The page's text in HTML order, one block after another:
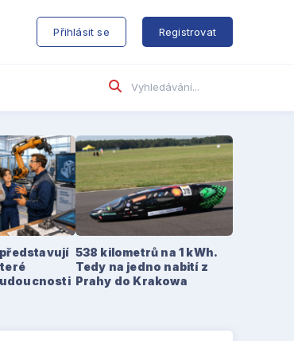
Přihlásit se Registrovat
538 kilometrů na 1 kWh.
Tedy na jedno nabití z
Prahy do Krakowa